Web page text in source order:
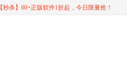
【秒杀】60+正版软件1折起，今日限量抢！